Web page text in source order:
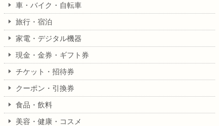
車・バイク・自転車
旅行・宿泊
家電・デジタル機器
現金・金券・ギフト券
チケット・招待券
クーポン・引換券
食品・飲料
美容・健康・コスメ